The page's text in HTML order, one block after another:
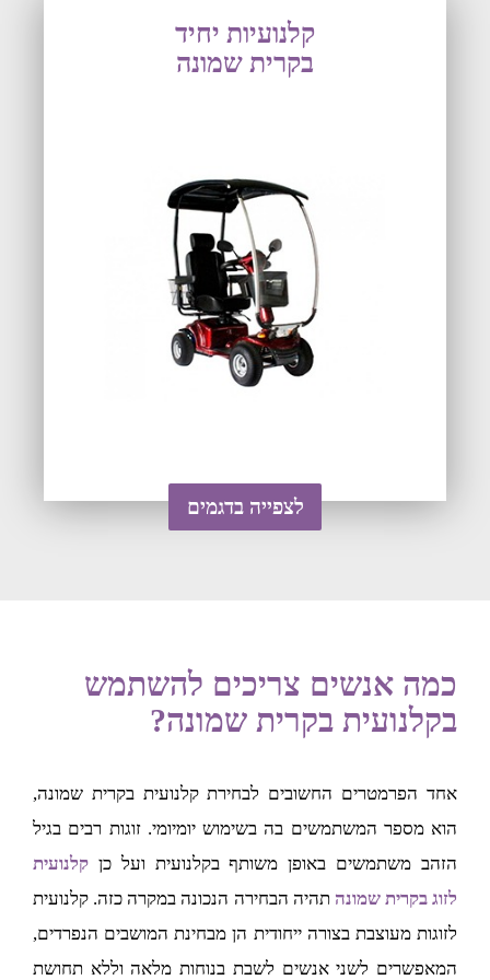
קלנועיות יחיד
בקרית שמונה
לצפייה בדגמים
כמה אנשים צריכים להשתמש
בקלנועית בקרית שמונה?
אחד הפרמטרים החשובים לבחירת קלנועית בקרית שמונה,
הוא מספר המשתמשים בה בשימוש יומיומי. זוגות רבים בגיל
הזהב משתמשים באופן משותף בקלנועית ועל כן קלנועית
לזוג בקרית שמונה תהיה הבחירה הנכונה במקרה כזה. קלנועית
לזוגות מעוצבת בצורה ייחודית הן מבחינת המושבים הנפרדים,
המאפשרים לשני אנשים לשבת בנוחות מלאה וללא תחושת